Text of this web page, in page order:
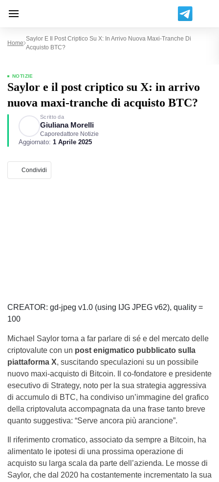
Home
Saylor E Il Post Criptico Su X: In Arrivo Nuova Maxi-Tranche Di
Acquisto BTC?
NOTIZIE
Saylor e il post criptico su X: in arrivo
nuova maxi-tranche di acquisto BTC?
Scritto da
Giuliana Morelli
Caporedattore Notizie
Aggiornato: 1 Aprile 2025
Condividi
CREATOR: gd-jpeg v1.0 (using IJG JPEG v62), quality =
100
Michael Saylor torna a far parlare di sé e del mercato delle
criptovalute con un post enigmatico pubblicato sulla
piattaforma X, suscitando speculazioni su un possibile
nuovo maxi-acquisto di Bitcoin. Il co-fondatore e presidente
esecutivo di Strategy, noto per la sua strategia aggressiva
di accumulo di BTC, ha condiviso un’immagine del grafico
della criptovaluta accompagnata da una frase tanto breve
quanto suggestiva: “Serve ancora più arancione”.
Il riferimento cromatico, associato da sempre a Bitcoin, ha
alimentato le ipotesi di una prossima operazione di
acquisto su larga scala da parte dell’azienda. Le mosse di
Saylor, che dal 2020 ha costantemente incrementato la sua